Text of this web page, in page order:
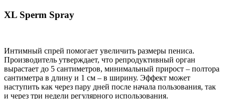
XL Sperm Spray
Интимный спрей помогает увеличить размеры пениса.
Производитель утверждает, что репродуктивный орган
вырастает до 5 сантиметров, минимальный прирост – полтора
сантиметра в длину и 1 см – в ширину. Эффект может
наступить как через пару дней после начала пользования, так
и через три недели регулярного использования.